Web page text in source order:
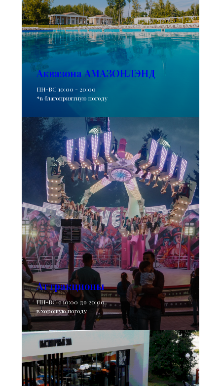
Аквазона АМАЗОНЛЭНД
ПН-ВС 10:00 - 20:00
*в благоприятную погоду
Аттракционы
ПН-ВС с 10:00 до 20:00
в хорошую погоду